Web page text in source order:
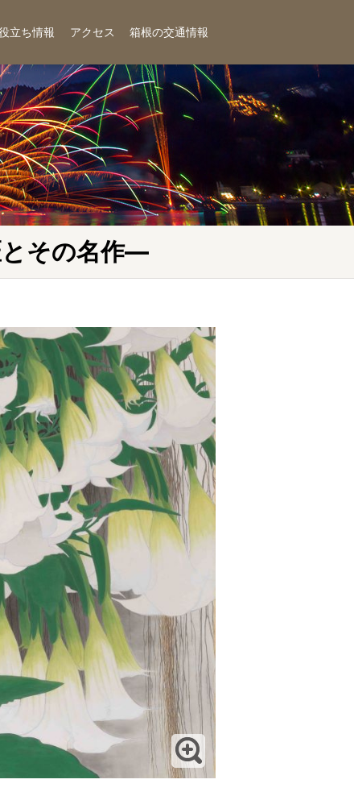
立ち情報 アクセス 箱根の交通情報
とその名作―